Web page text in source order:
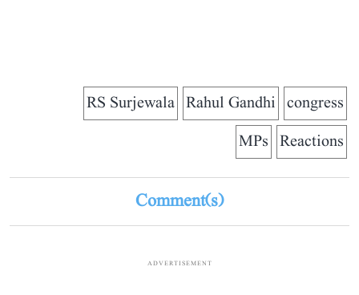
congress
Rahul Gandhi
RS Surjewala
Reactions
MPs
Comment(s)
ADVERTISEMENT